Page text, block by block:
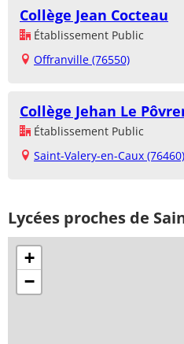
Collège Jean Cocteau
Établissement Public
Offranville (76550)
Collège Jehan Le
Établissement Public
Saint-Valery-en-Caux (76460)
Lycées proches de
+
−